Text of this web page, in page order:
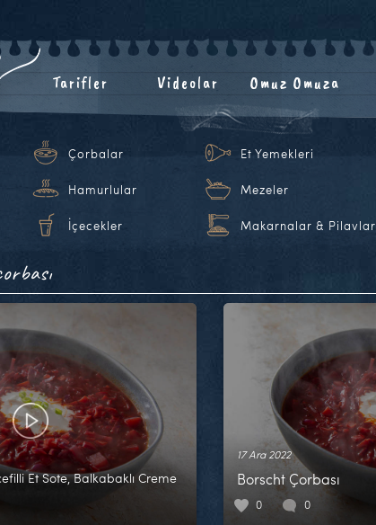
Tarifler Videolar Omuz Omuza
Çorbalar Et Yemekleri
Hamurlular Mezeler
İçecekler Makarnalar & Pilavlar
Et Sote, Balkabaklı Creme
17 Ara 2022
Borscht Çorbası
0 0